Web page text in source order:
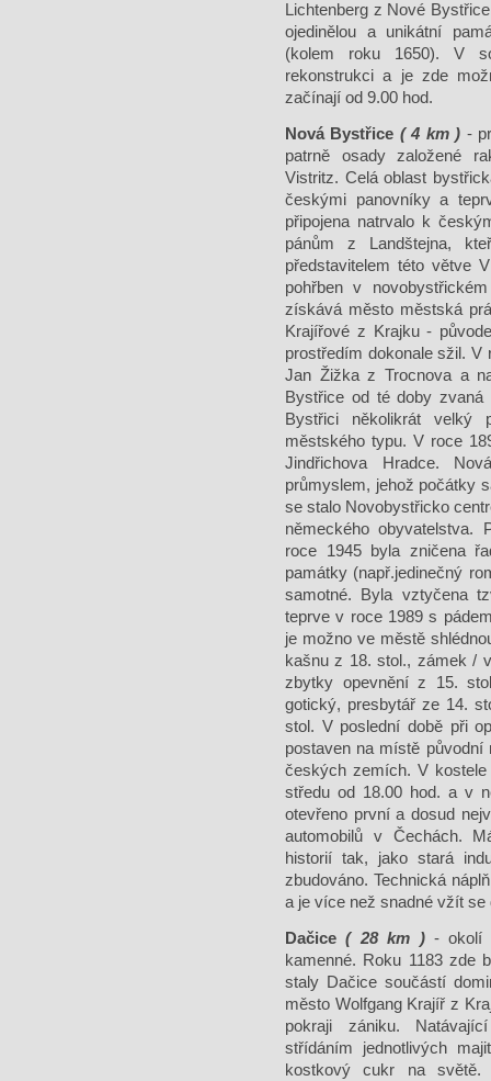
Lichtenberg z Nové
ojedinělou a unikátní
(kolem roku 1650). V
rekonstrukci a je zde
začínají od 9.00 hod.
Nová Bystřice ( 4 km ) -
patrně osady založené
Vistritz. Celá oblast
českými panovníky a
připojena natrvalo k
pánům z Landštejna,
představitelem této větve
pohřben v
získává město městská
Krajířové z Krajku -
prostředím dokonale sžil.
Jan Žižka z Trocnova a
Bystřice od té doby
Bystřici několikrát velký
městského typu. V roce
Jindřichova Hradce.
průmyslem, jehož počátky
se stalo Novobystřicko
německého obyvatelstva.
roce 1945 byla zničena
památky (např.jedinečný
samotné. Byla vztyčena
teprve v roce 1989 s
je možno ve městě
kašnu z 18. stol., zámek /
zbytky opevnění z 15.
gotický, presbytář ze 14.
stol. V poslední době při
postaven na místě
českých zemích. V
středu od 18.00 hod. a v
otevřeno první a dosud
automobilů v Čechách.
historií tak, jako stará
zbudováno. Technická
a je více než snadné vžít
Dačice( 28 km )- okolí
kamenné. Roku 1183 zde
staly Dačice součástí
město Wolfgang Krajíř z
pokraji zániku.
střídáním jednotlivých
kostkový cukr na